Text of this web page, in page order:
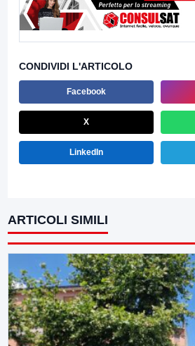
CONDIVIDI L'ARTICOLO
Facebook
X
LinkedIn
ARTICOLI SIMILI